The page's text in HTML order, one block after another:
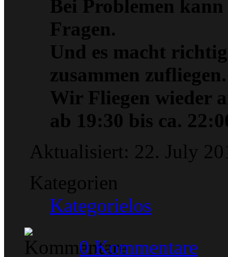
Bei Problemen
Fragen.
Und es macht
zusammen zufliegen.
Wir Fliegen wieder
ab 19:30 bis ca.
Aktualisiert: 22. July
Kategorien
Kategorielos
0 Kommentare